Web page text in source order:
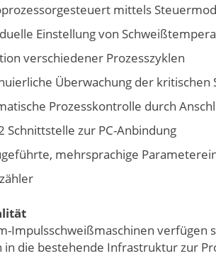
mittels
Einstellung von
verschiedener Prozesszyklen
Überwachung der kritischen
Prozesskontrolle durch
Schnittstelle zur PC-Anbindung
mehrsprachige
Impulsschweißmaschinen
in die bestehende Infrastruktur zur